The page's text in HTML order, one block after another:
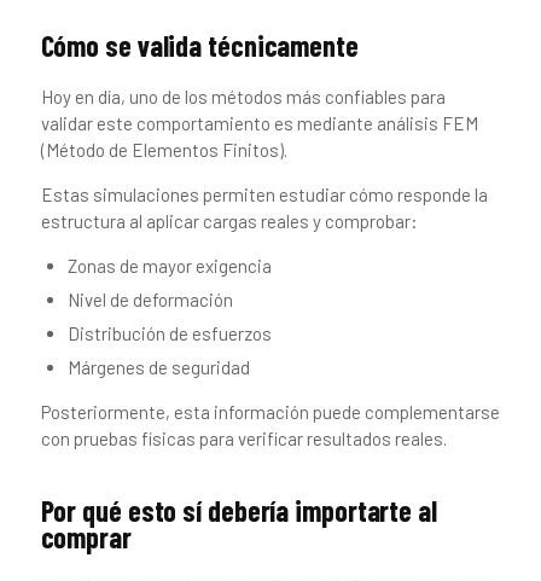
Cómo se valida técnicamente
Hoy en día, uno de los métodos más confiables para
validar este comportamiento es mediante análisis FEM
(Método de Elementos Finitos).
Estas simulaciones permiten estudiar cómo responde la
estructura al aplicar cargas reales y comprobar:
Zonas de mayor exigencia
Nivel de deformación
Distribución de esfuerzos
Márgenes de seguridad
Posteriormente, esta información puede complementarse
con pruebas físicas para verificar resultados reales.
Por qué esto sí debería importarte al
comprar